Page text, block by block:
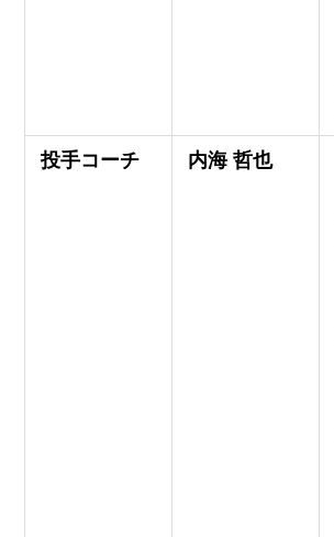
投手コーチ 内海 哲也